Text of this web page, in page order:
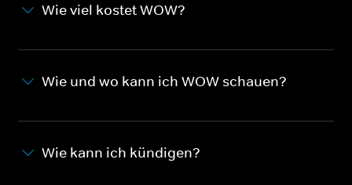
Wie viel kostet WOW?
Wie und wo kann ich WOW schauen?
Wie kann ich kündigen?